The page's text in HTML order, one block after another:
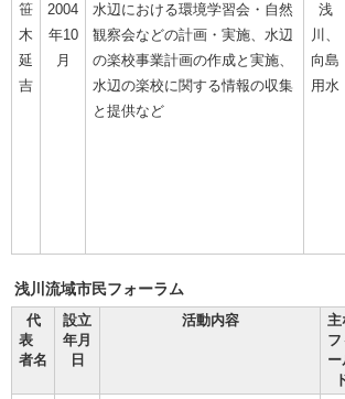
笹
木
延
吉
2004
年10
月
水辺における環境学習会・自然
観察会などの計画・実施、水辺
の楽校事業計画の作成と実施、
水辺の楽校に関する情報の収集
と提供など
浅
川、
向島
用水
浅川流域市民フォーラム
代
表
者名
設立
年月
日
活動内容
主
フ
ー